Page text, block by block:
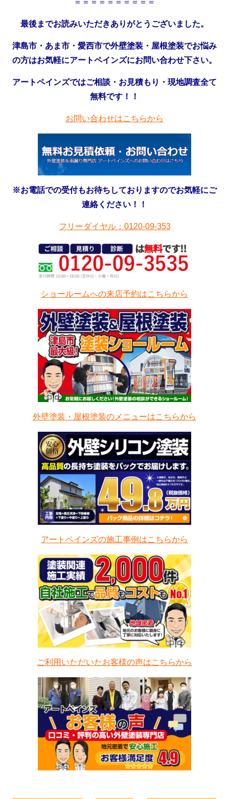
＝＝＝＝＝＝＝＝＝＝
最後までお読みいただきありがとうございました。
津島市・あま市・愛西市で外壁塗装・屋根塗装でお悩み
の方はお気軽にアートペインズにお問い合わせ下さい。
アートペインズではご相談・お見積もり・現地調査全て
無料です！！
お問い合わせはこちらから
※お電話での受付もお待ちしておりますのでお気軽にご
連絡ください！！
フリーダイヤル：0120-09-353
ショールームへの来店予約はこちらから
外壁塗装・屋根塗装のメニューはこちらから
アートペインズの施工事例はこちらから
ご利用いただいたお客様の声はこちらから